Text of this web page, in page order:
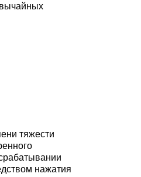
тяжести
нажатия